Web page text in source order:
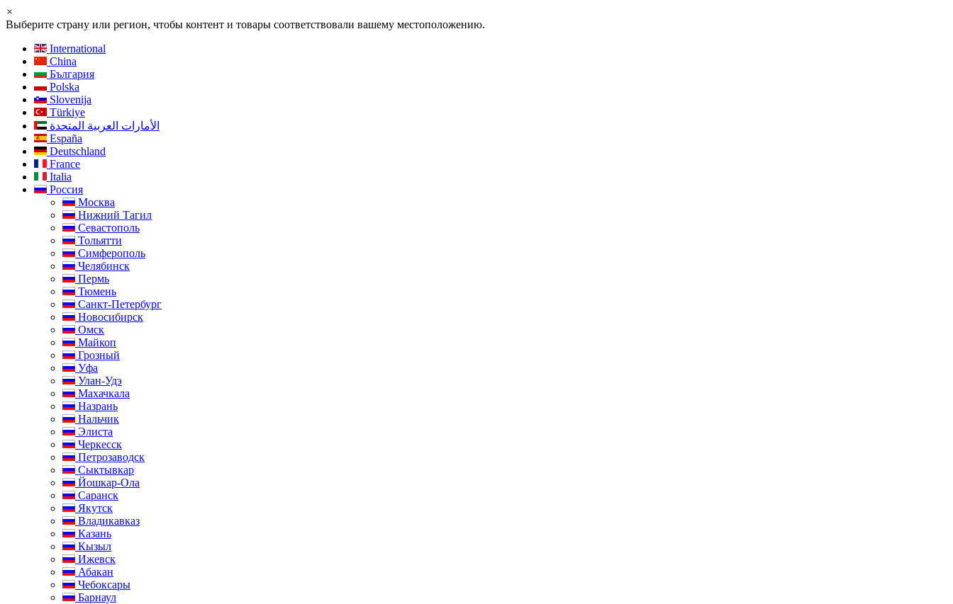
×
Выберите страну или регион, чтобы контент и товары соответствовали вашему местоположению.
International
China
България
Polska
Slovenija
Türkiye
الأمارات العربية المتحدة
España
Deutschland
France
Italia
Россия
Москва
Нижний Тагил
Севастополь
Тольятти
Симферополь
Челябинск
Пермь
Тюмень
Санкт-Петербург
Новосибирск
Омск
Майкоп
Грозный
Уфа
Улан-Удэ
Махачкала
Назрань
Нальчик
Элиста
Черкесск
Петрозаводск
Сыктывкар
Йошкар-Ола
Саранск
Якутск
Владикавказ
Казань
Кызыл
Ижевск
Абакан
Чебоксары
Барнаул